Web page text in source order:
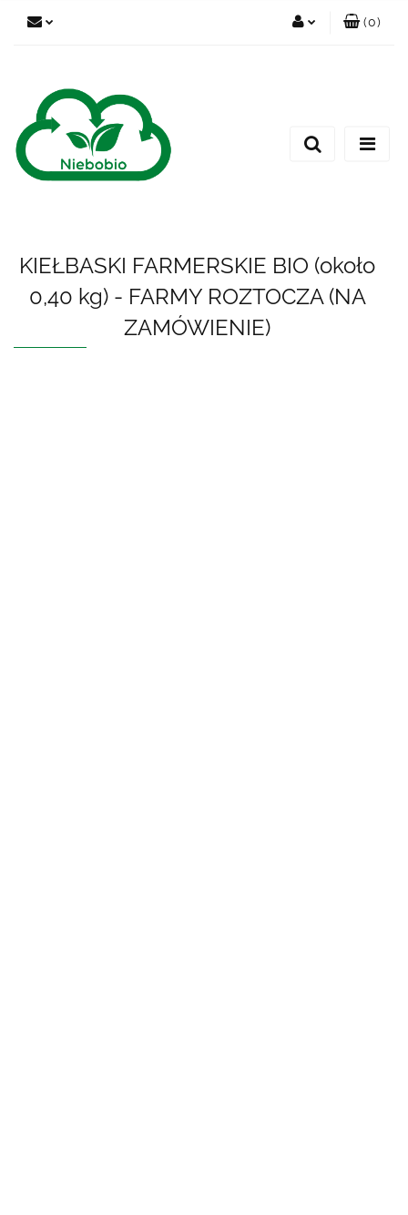
(0)
KIEŁBASKI FARMERSKIE BIO (około
0,40 kg) - FARMY ROZTOCZA (NA
ZAMÓWIENIE)